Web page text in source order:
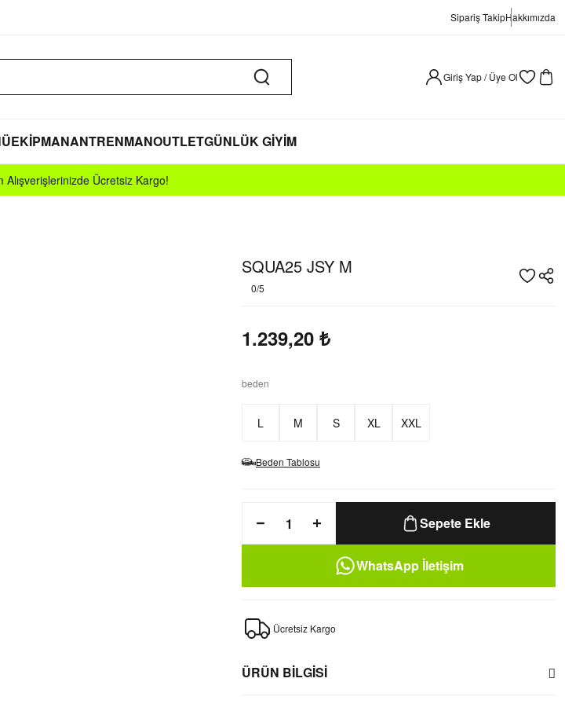
Sipariş TakipHakkımızda
Giriş Yap / Üye Ol
EKİPMANANTRENMANOUTLETGÜNLÜK GİYİM
Alışverişlerinizde Ücretsiz Kargo!
SQUA25 JSY M
0/5
1.239,20 ₺
beden
L M S XL XXL
Beden Tablosu
Sepete Ekle
WhatsApp İletişim
Ücretsiz Kargo
ÜRÜN BİLGİSİ